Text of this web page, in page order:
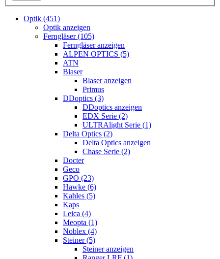
Optik (451)
Optik anzeigen
Ferngläser (105)
Ferngläser anzeigen
ALPEN OPTICS (5)
ATN
Blaser
Blaser anzeigen
Primus
DDoptics (3)
DDoptics anzeigen
EDX Serie (2)
ULTRAlight Serie (1)
Delta Optics (2)
Delta Optics anzeigen
Chase Serie (2)
Docter
Geco
GPO (23)
Hawke (6)
Kahles (5)
Kaps
Leica (4)
Meopta (1)
Noblex (4)
Steiner (5)
Steiner anzeigen